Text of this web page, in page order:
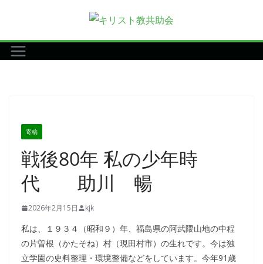
テ
ン
寄稿
戦後80年 私の少年時
代 助川 暢
2026年2月15日 kjk
私は、１９３４（昭和９）年、福島県の阿武隈山地の中程
の片曽根（かたそね）村（現田村市）の生れです。今は独
立学園の史料整理・環境整備などをしています。今年91歳